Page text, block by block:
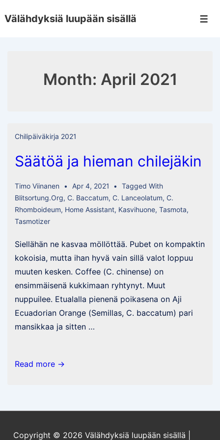
Skip
Välähdyksiä luupään sisällä
Month: April 2021
Chilipäiväkirja 2021
Säätöä ja hieman chilejäkin
Timo Viinanen Apr 4, 2021
Tagged With
Blitsortung.org, C. Baccatum, C. Lanceolatum, C.
Rhomboideum, Home Assistant, Kasvihuone, Tasmota,
Tasmotizer
Siellähän ne kasvaa möllöttää. Pubet on kompaktin
kokoisia, mutta ihan hyvä vain sillä valot loppuu
muuten kesken. Coffee (C. chinense) on
ensimmäisenä kukkimaan ryhtynyt. Muut
nuppuilee. Etualalla pienenä poikasena on Aji
Ecuadorian Orange (Semillas, C. baccatum) pari
mansikkaa ja sitten …
Säätöä
Read more →
Copyright © 2026 Välähdyksiä luupään sisällä